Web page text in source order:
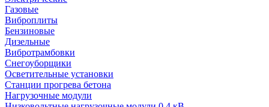
Газовые
Виброплиты
Бензиновые
Дизельные
Вибротрамбовки
Снегоуборщики
Осветительные установки
Станции прогрева бетона
Нагрузочные модули